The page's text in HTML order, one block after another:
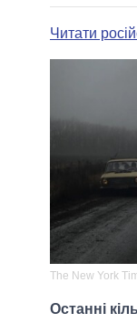
Читати
The New York
Останні